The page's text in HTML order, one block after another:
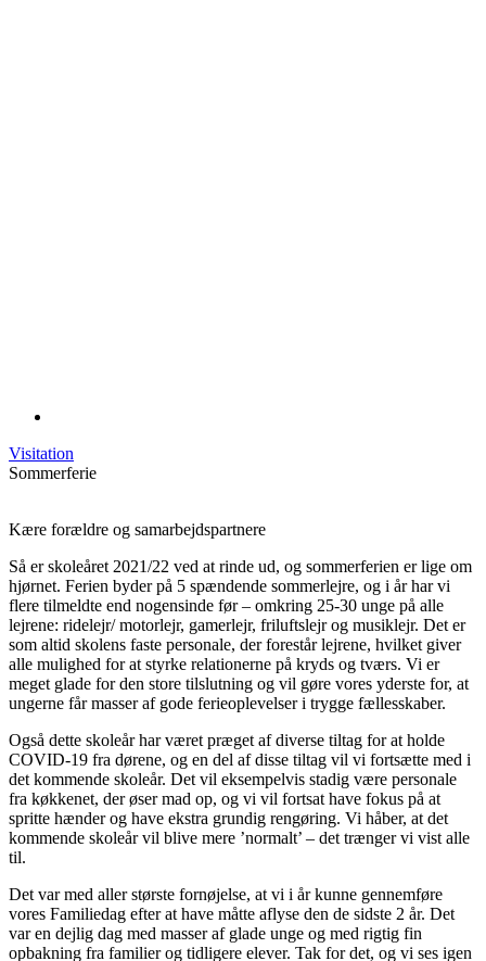
Visitation
Sommerferie
Kære forældre og samarbejdspartnere
Så er skoleåret 2021/22 ved at rinde ud, og sommerferien er lige om
hjørnet. Ferien byder på 5 spændende sommerlejre, og i år har vi
flere tilmeldte end nogensinde før – omkring 25-30 unge på alle
lejrene: ridelejr/ motorlejr, gamerlejr, friluftslejr og musiklejr. Det er
som altid skolens faste personale, der forestår lejrene, hvilket giver
alle mulighed for at styrke relationerne på kryds og tværs. Vi er
meget glade for den store tilslutning og vil gøre vores yderste for, at
ungerne får masser af gode ferieoplevelser i trygge fællesskaber.
Også dette skoleår har været præget af diverse tiltag for at holde
COVID-19 fra dørene, og en del af disse tiltag vil vi fortsætte med i
det kommende skoleår. Det vil eksempelvis stadig være personale
fra køkkenet, der øser mad op, og vi vil fortsat have fokus på at
spritte hænder og have ekstra grundig rengøring. Vi håber, at det
kommende skoleår vil blive mere ’normalt’ – det trænger vi vist alle
til.
Det var med aller største fornøjelse, at vi i år kunne gennemføre
vores Familiedag efter at have måtte aflyse den de sidste 2 år. Det
var en dejlig dag med masser af glade unge og med rigtig fin
opbakning fra familier og tidligere elever. Tak for det, og vi ses igen